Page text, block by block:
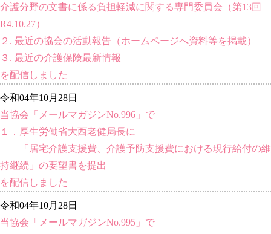
介護分野の文書に係る負担軽減に関する専門委員会（第13回
R4.10.27）
２. 最近の協会の活動報告（ホームページへ資料等を掲載）
３. 最近の介護保険最新情報
を配信しました
令和04年10月28日
当協会「メールマガジンNo.996」で
１．厚生労働省大西老健局長に
「居宅介護支援費、介護予防支援費における現行給付の維
持継続」の要望書を提出
を配信しました
令和04年10月28日
当協会「メールマガジンNo.995」で